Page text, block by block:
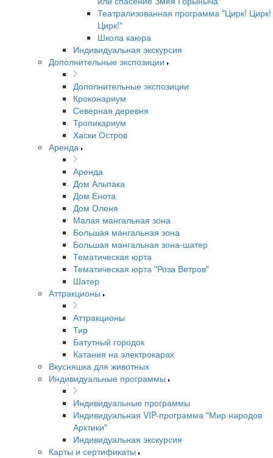
Театрализованная программа "Цирк! Цирк!
Цирк!"
Школа каюра
Индивидуальная экскурсия
Дополнительные экспозиции
Дополнительные экспозиции
Кроконариум
Северная деревня
Тропикариум
Хаски Остров
Аренда
Аренда
Дом Альпака
Дом Енота
Дом Оленя
Малая мангальная зона
Большая мангальная зона
Большая мангальная зона-шатер
Тематическая юрта
Тематическая юрта "Роза Ветров"
Шатер
Аттракционы
Аттракционы
Тир
Батутный городок
Катания на электрокарах
Вкусняшка для животных
Индивидуальные программы
Индивидуальные программы
Индивидуальная VIP-программа "Мир народов
Арктики"
Индивидуальная экскурсия
Карты и сертификаты